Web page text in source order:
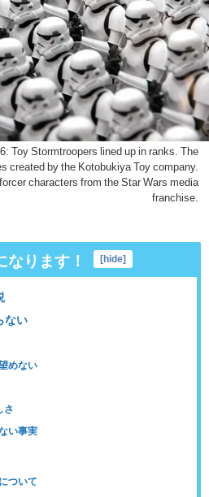
Toy Stormtroopers lined up in ranks. The
created by the Kotobukiya Toy company.
characters from the Star Wars media
franchise.
なります！ [hide]
ない
めない
さ
い事実
ついて